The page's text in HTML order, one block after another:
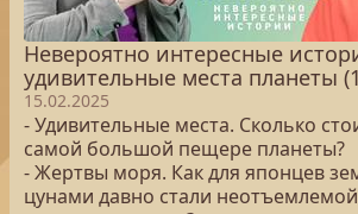
Невероятно интересные
удивительные места планеты
15.02.2025
- Удивительные места. Сколько
самой большой пещере планеты?
- Жертвы моря. Как для японцев
цунами давно стали